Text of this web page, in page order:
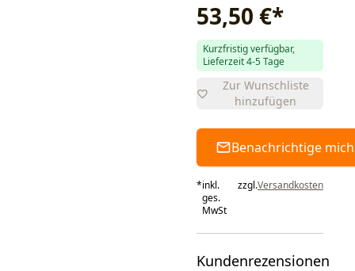
53,50 €*
Kurzfristig verfügbar,
Lieferzeit 4-5 Tage
Zur Wunschliste
hinzufügen
Benachrichtige mich
*inkl.
ges.
MwSt
zzgl.Versandkosten
Kundenrezensionen